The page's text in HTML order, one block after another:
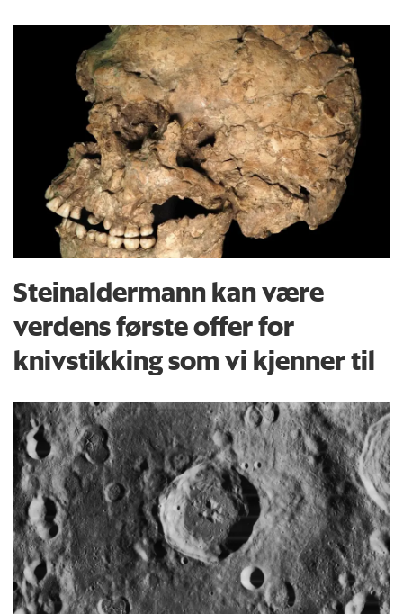
Steinaldermann kan være
verdens første offer for
knivstikking som vi kjenner til